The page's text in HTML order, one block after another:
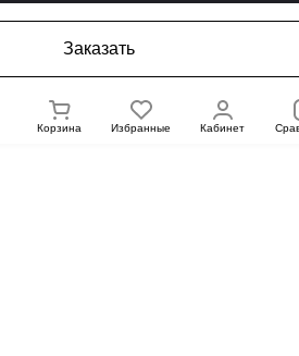
Заказать
Корзина Избранные Кабинет